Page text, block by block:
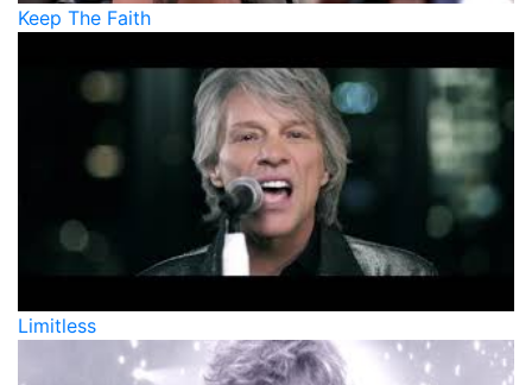
Keep The Faith
Limitless